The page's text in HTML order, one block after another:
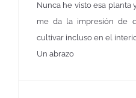
Nunca he visto esa planta
me da la impresión de
cultivar incluso en el
Un abrazo